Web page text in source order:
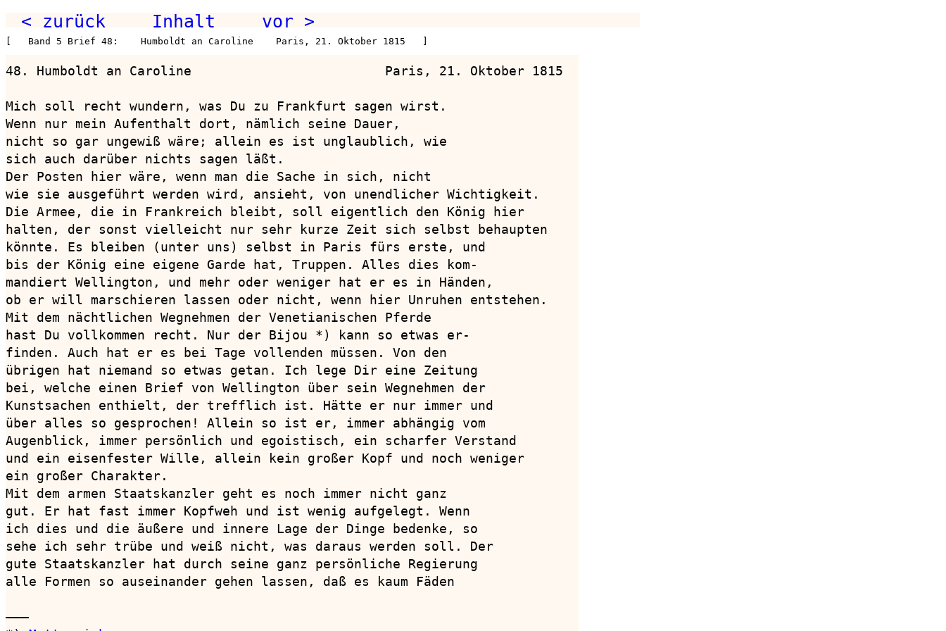
< zurück Inhalt vor >
[   Band 5 Brief 48:    Humboldt an Caroline    Paris, 21. Oktober 1815   ]
48. Humboldt an Caroline                         Paris, 21. Oktober 1815
Mich soll recht wundern, was Du zu Frankfurt sagen wirst.
Wenn nur mein Aufenthalt dort, nämlich seine Dauer,
nicht so gar ungewiß wäre; allein es ist unglaublich, wie
sich auch darüber nichts sagen läßt.
Der Posten hier wäre, wenn man die Sache in sich, nicht
wie sie ausgeführt werden wird, ansieht, von unendlicher Wichtigkeit.
Die Armee, die in Frankreich bleibt, soll eigentlich den König hier
halten, der sonst vielleicht nur sehr kurze Zeit sich selbst behaupten
könnte. Es bleiben (unter uns) selbst in Paris fürs erste, und
bis der König eine eigene Garde hat, Truppen. Alles dies kom-
mandiert Wellington, und mehr oder weniger hat er es in Händen,
ob er will marschieren lassen oder nicht, wenn hier Unruhen entstehen.
Mit dem nächtlichen Wegnehmen der Venetianischen Pferde
hast Du vollkommen recht. Nur der Bijou *) kann so etwas er-
finden. Auch hat er es bei Tage vollenden müssen. Von den
übrigen hat niemand so etwas getan. Ich lege Dir eine Zeitung
bei, welche einen Brief von Wellington über sein Wegnehmen der
Kunstsachen enthielt, der trefflich ist. Hätte er nur immer und
über alles so gesprochen! Allein so ist er, immer abhängig vom
Augenblick, immer persönlich und egoistisch, ein scharfer Verstand
und ein eisenfester Wille, allein kein großer Kopf und noch weniger
ein großer Charakter.
Mit dem armen Staatskanzler geht es noch immer nicht ganz
gut. Er hat fast immer Kopfweh und ist wenig aufgelegt. Wenn
ich dies und die äußere und innere Lage der Dinge bedenke, so
sehe ich sehr trübe und weiß nicht, was daraus werden soll. Der
gute Staatskanzler hat durch seine ganz persönliche Regierung
alle Formen so auseinander gehen lassen, daß es kaum Fäden
———